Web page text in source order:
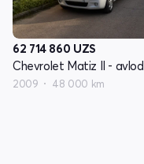
62 714 860 UZS
Chevrolet Matiz II - avlod
2009 48 000 km